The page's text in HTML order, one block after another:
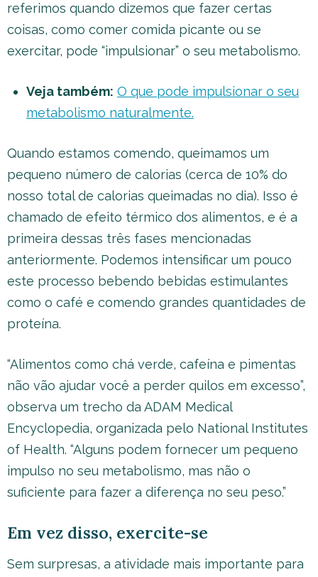
referimos quando dizemos que fazer certas
coisas, como comer comida picante ou se
exercitar, pode “impulsionar” o seu metabolismo.
Veja também: O que pode impulsionar o seu
metabolismo naturalmente.
Quando estamos comendo, queimamos um
pequeno número de calorias (cerca de 10% do
nosso total de calorias queimadas no dia). Isso é
chamado de efeito térmico dos alimentos, e é a
primeira dessas três fases mencionadas
anteriormente. Podemos intensificar um pouco
este processo bebendo bebidas estimulantes
como o café e comendo grandes quantidades de
proteína.
“Alimentos como chá verde, cafeína e pimentas
não vão ajudar você a perder quilos em excesso”,
observa um trecho da ADAM Medical
Encyclopedia, organizada pelo National Institutes
of Health. “Alguns podem fornecer um pequeno
impulso no seu metabolismo, mas não o
suficiente para fazer a diferença no seu peso.”
Em vez disso, exercite-se
Sem surpresas, a atividade mais importante para